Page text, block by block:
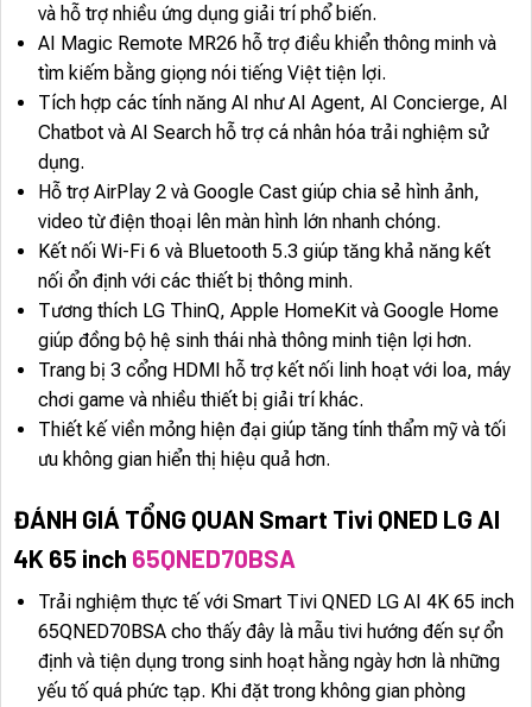
và hỗ trợ nhiều ứng dụng giải trí phổ biến.
AI Magic Remote MR26 hỗ trợ điều khiển thông minh và
tìm kiếm bằng giọng nói tiếng Việt tiện lợi.
Tích hợp các tính năng AI như AI Agent, AI Concierge, AI
Chatbot và AI Search hỗ trợ cá nhân hóa trải nghiệm sử
dụng.
Hỗ trợ AirPlay 2 và Google Cast giúp chia sẻ hình ảnh,
video từ điện thoại lên màn hình lớn nhanh chóng.
Kết nối Wi-Fi 6 và Bluetooth 5.3 giúp tăng khả năng kết
nối ổn định với các thiết bị thông minh.
Tương thích LG ThinQ, Apple HomeKit và Google Home
giúp đồng bộ hệ sinh thái nhà thông minh tiện lợi hơn.
Trang bị 3 cổng HDMI hỗ trợ kết nối linh hoạt với loa, máy
chơi game và nhiều thiết bị giải trí khác.
Thiết kế viền mỏng hiện đại giúp tăng tính thẩm mỹ và tối
ưu không gian hiển thị hiệu quả hơn.
ĐÁNH GIÁ TỔNG QUAN Smart Tivi QNED LG AI
4K 65 inch 65QNED70BSA
Trải nghiệm thực tế với Smart Tivi QNED LG AI 4K 65 inch
65QNED70BSA cho thấy đây là mẫu tivi hướng đến sự ổn
định và tiện dụng trong sinh hoạt hằng ngày hơn là những
yếu tố quá phức tạp. Khi đặt trong không gian phòng